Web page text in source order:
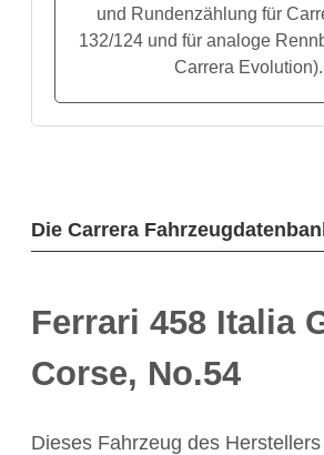
Die Carrera
Ferrari 458 Italia
Corse, No.54
Dieses Fahrzeug des Herstellers
und Rundenzählung für
132/124 und für analoge
Carrera Evolution).